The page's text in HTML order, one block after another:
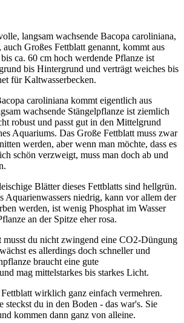
langsam wachsende Bacopa caroliniana,
Großes Fettblatt genannt, kommt aus
ca. 60 cm hoch werdende Pflanze ist
bis Hintergrund und verträgt weiches bis
für Kaltwasserbecken.
caroliniana kommt eigentlich aus
wachsende Stängelpflanze ist ziemlich
robust und passt gut in den Mittelgrund
Aquariums. Das Große Fettblatt muss zwar
werden, aber wenn man möchte, dass es
schön verzweigt, muss man doch ab und
Blätter dieses Fettblatts sind hellgrün.
Aquarienwassers niedrig, kann vor allem der
werden, ist wenig Phosphat im Wasser
an der Spitze eher rosa.
musst du nicht zwingend eine CO2-Düngung
es allerdings doch schneller und
braucht eine gute
mag mittelstarkes bis starkes Licht.
wirklich ganz einfach vermehren.
steckst du in den Boden - das war's. Sie
kommen dann ganz von alleine.